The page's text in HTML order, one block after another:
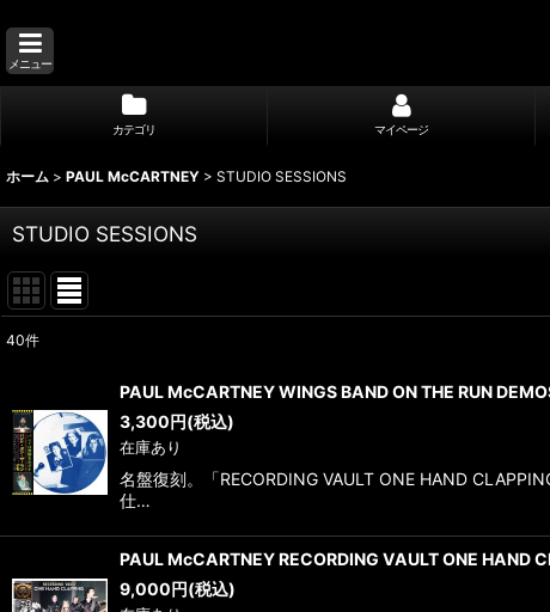
メニュー
カテゴリ マイページ
ホーム > PAUL McCARTNEY > STUDIO SESSIONS
STUDIO SESSIONS
並び順:
40件
PAUL McCARTNEY WINGS BAND ON THE RUN
3,300円(税込)
在庫あり
名盤復刻。「RECORDING VAULT ONE HAND
仕…
PAUL McCARTNEY RECORDING VAULT ONE HAND
9,000円(税込)